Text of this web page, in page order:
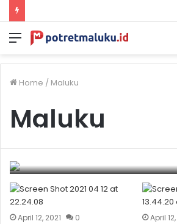
Menu
Home / Maluku
Maluku
Wakapolda dan Pejabat
April 12, 2021 0 April